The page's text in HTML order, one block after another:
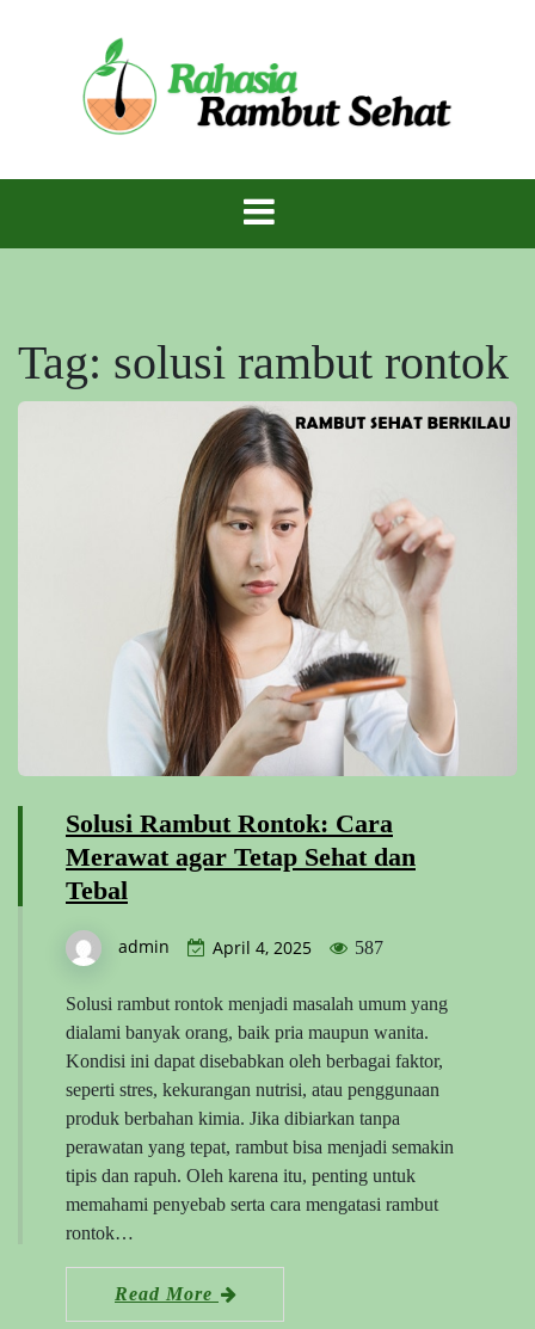
Rambut Sehat
Indah Alami!
Tag: solusi rambut rontok
Solusi Rambut Rontok: Cara
Merawat agar Tetap Sehat dan
Tebal
admin April 4, 2025 587
Solusi rambut rontok menjadi masalah umum yang
dialami banyak orang, baik pria maupun wanita.
Kondisi ini dapat disebabkan oleh berbagai faktor,
seperti stres, kekurangan nutrisi, atau penggunaan
produk berbahan kimia. Jika dibiarkan tanpa
perawatan yang tepat, rambut bisa menjadi semakin
tipis dan rapuh. Oleh karena itu, penting untuk
memahami penyebab serta cara mengatasi rambut
rontok…
Read More